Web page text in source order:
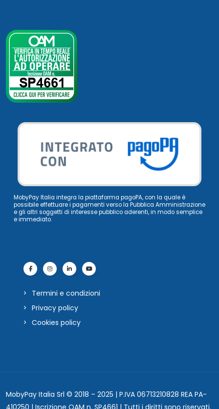
MobyPay Italia integra la piattaforma pagoPA, con la quale è
possibile effettuare i pagamenti verso la Pubblica Amministrazione
e gli altri soggetti di interesse pubblico aderenti, in modo semplice
e immediato.
Termini e condizioni
Privacy policy
Cookies policy
MobyPay Italia Srl © 2018 – 2025 | P.IVA 06713210828 REA PA-
410250 | Iscrizione OAM n. SP4661 | Tutti i diritti sono riservati.